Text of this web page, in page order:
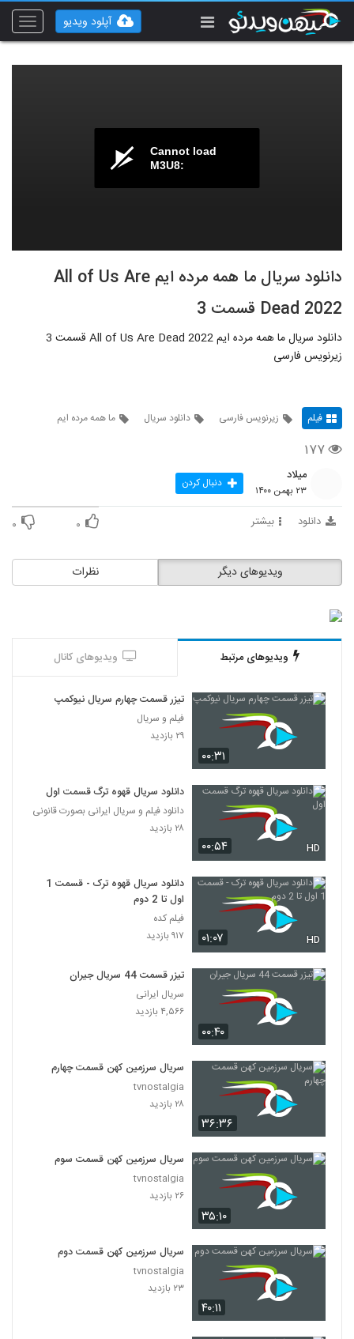
Toggle
آپلود ویدیو
Cannot load
M3U8:
دانلود سریال ما همه مرده ایم All of Us Are
Dead 2022 قسمت 3
دانلود سریال ما همه مرده ایم All of Us Are Dead 2022 قسمت 3
زیرنویس فارسی
فیلم زیرنویس فارسی دانلود سریال ما همه مرده ایم
۱۷۷
میلاد
۲۳ بهمن ۱۴۰۰ دنبال کردن
دانلود بیشتر ۰ ۰
نظرات ویدیوهای دیگر
ویدیوهای مرتبط ویدیوهای کانال
۰۰:۳۱
تیزر قسمت چهارم سریال نیوکمپ
فیلم و سریال
۲۹ بازدید
۰۰:۵۴ HD
دانلود سریال قهوه ترگ قسمت اول
دانلود فیلم و سریال ایرانی بصورت قانونی
۲۸ بازدید
۰۱:۰۷ HD
دانلود سریال قهوه ترک - قسمت 1
اول تا 2 دوم
فیلم کده
۹۱۷ بازدید
۰۰:۴۰
تیزر قسمت 44 سریال جیران
سریال ایرانی
۴,۵۶۶ بازدید
۳۶:۳۶
سریال سرزمین کهن قسمت چهارم
tvnostalgia
۲۸ بازدید
۳۵:۱۰
سریال سرزمین کهن قسمت سوم
tvnostalgia
۲۶ بازدید
۴۰:۱۱
سریال سرزمین کهن قسمت دوم
tvnostalgia
۲۳ بازدید